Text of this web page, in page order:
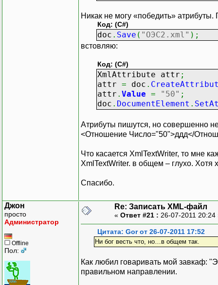
Никак не могу «победить» атрибуты.
Код: (C#)
doc . Save ( "ОЭС2.xml" ) ;
встовляю:
Код: (C#)
XmlAttribute attr ;
attr = doc .
attr . Value = "50" ;
doc . DocumentElement .
Атрибуты пишутся, но совершенно
<Отношение Число="50">ддд</
Что касается XmlTextWriter, то мне
XmlTextWriter. в общем – глухо. Хотя
Спасибо.
Джон
просто
Администратор
Offline
Пол:
Re: Записать XML-файл
« Ответ #21 : 26-07-2011
Цитата: Gor от 26-07-2011 17:52
Ни бог весть что, но…в общем так.
Как любил говаривать мой завкаф:
правильном направлении.